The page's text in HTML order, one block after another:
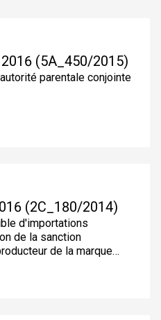
un document attestant qu'aucun
le Tribunal fédéral ?
du Tribunal fédéral qui
la force jugée d'une décision
(5A_450/2015)
parentale conjointe
(2C_180/2014)
d'importations
de la sanction
de la marque